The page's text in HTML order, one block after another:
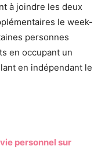
à joindre les deux
le week-
personnes
en occupant un
en indépendant le
personnel sur